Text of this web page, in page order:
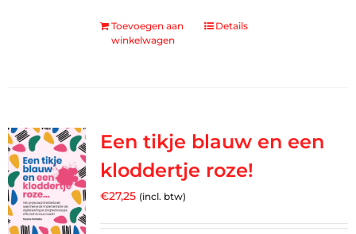
Toevoegen aan
winkelwagen
Details
Een tikje blauw en een
kloddertje roze!
€27,25 (incl. btw)